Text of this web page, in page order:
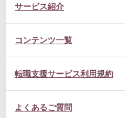
サービス紹介
コンテンツ一覧
転職支援サービス利用規約
よくあるご質問